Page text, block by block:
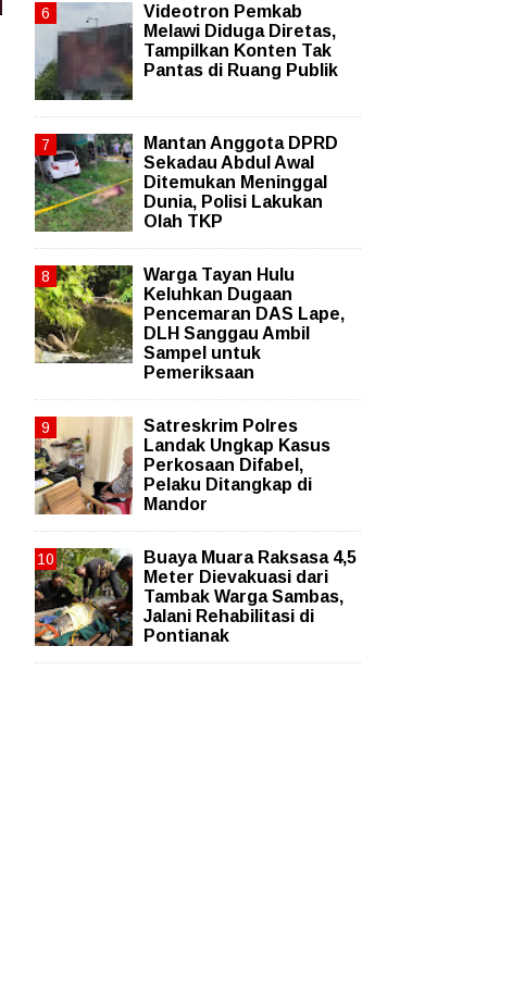
Videotron Pemkab
Melawi Diduga Diretas,
Tampilkan Konten Tak
Pantas di Ruang Publik
Mantan Anggota DPRD
Sekadau Abdul Awal
Ditemukan Meninggal
Dunia, Polisi Lakukan
Olah TKP
Warga Tayan Hulu
Keluhkan Dugaan
Pencemaran DAS Lape,
DLH Sanggau Ambil
Sampel untuk
Pemeriksaan
Satreskrim Polres
Landak Ungkap Kasus
Perkosaan Difabel,
Pelaku Ditangkap di
Mandor
Buaya Muara Raksasa 4,5
Meter Dievakuasi dari
Tambak Warga Sambas,
Jalani Rehabilitasi di
Pontianak